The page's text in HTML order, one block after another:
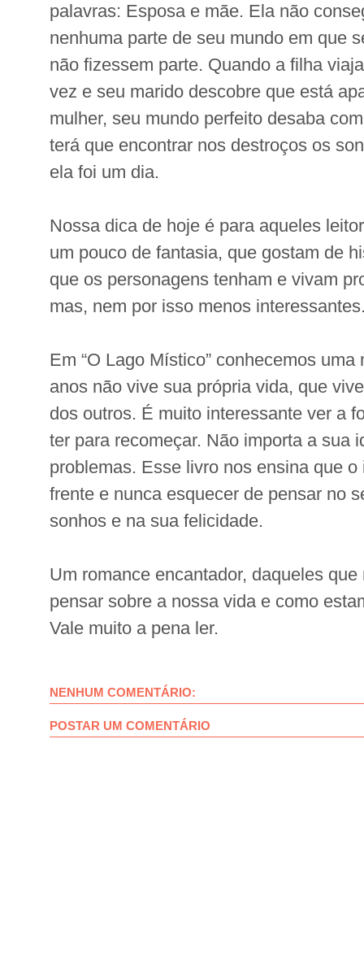
palavras: Esposa e mãe. Ela não
nenhuma parte de seu mundo em que
não fizessem parte. Quando a filha
vez e seu marido descobre que está
mulher, seu mundo perfeito desaba
terá que encontrar nos destroços os
ela foi um dia.
Nossa dica de hoje é para aqueles
um pouco de fantasia, que gostam de
que os personagens tenham e vivam
mas, nem por isso menos
Em “O Lago Místico” conhecemos
anos não vive sua própria vida, que
dos outros. É muito interessante ver a
ter para recomeçar. Não importa a sua
problemas. Esse livro nos ensina que
frente e nunca esquecer de pensar no
sonhos e na sua felicidade.
Um romance encantador, daqueles
pensar sobre a nossa vida e como
Vale muito a pena ler.
NENHUM COMENTÁRIO:
POSTAR UM COMENTÁRIO